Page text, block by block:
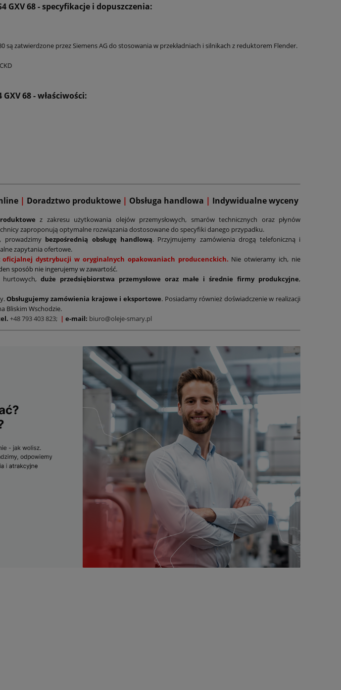
GXV 68- specyfikacje i dopuszczenia:
są zatwierdzone przez Siemens AG do stosowania w przekładniach i silnikach z reduktorem Flender.
68- właściwości:
| Doradztwo produktowe | Obsługa handlowa | Indywidualne wyceny
z zakresu użytkowania olejów przemysłowych, smarów technicznych oraz płynów
zaproponują optymalne rozwiązania dostosowane do specyfiki danego przypadku.
prowadzimy bezpośrednią obsługę handlową. Przyjmujemy zamówienia drogą telefoniczną i
zapytania ofertowe.
oficjalnej dystrybucji w oryginalnych opakowaniach producenckich. Nie otwieramy ich, nie
sposób nie ingerujemy w zawartość.
duże przedsiębiorstwa przemysłowe oraz małe i średnie firmy produkcyjne,
Obsługujemy zamówienia krajowe i eksportowe. Posiadamy również doświadczenie w realizacji
Bliskim Wschodzie.
+48 793 403 823; | e-mail: biuro@oleje-smary.pl